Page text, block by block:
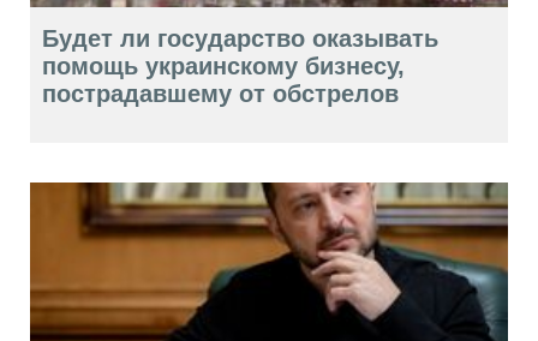
Будет ли государство оказывать
помощь украинскому бизнесу,
пострадавшему от обстрелов